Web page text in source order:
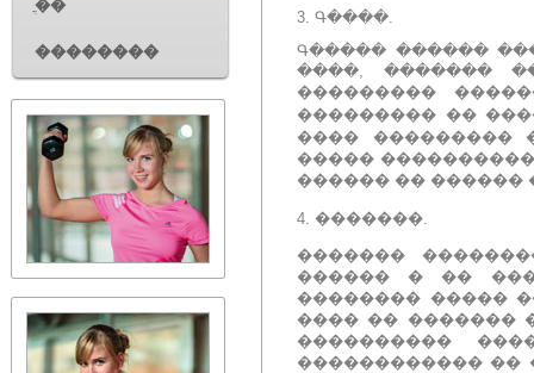
ֳ��
��������
3. Գ����.
Գ����� ������
����, �������
���������
��������� ��
���� ���������
�����
������ �� ������
4. �������.
�������
������ � ��
�������� �����
���� �� �������
����������
������������ ��